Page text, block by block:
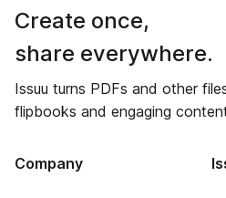
Create once,
share everywhere.
Issuu turns PDFs and other
flipbooks and engaging
Company